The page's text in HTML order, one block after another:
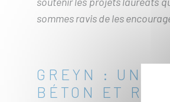
sommes ravis de les
GREYN : UNE
BÉTON ET